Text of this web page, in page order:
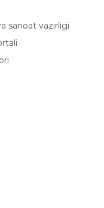
sanoat vazirligi